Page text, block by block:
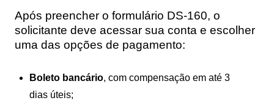
Após preencher o formulário DS-160, o
solicitante deve acessar sua conta e escolher
uma das opções de pagamento:
Boleto bancário, com compensação em até 3
dias úteis;